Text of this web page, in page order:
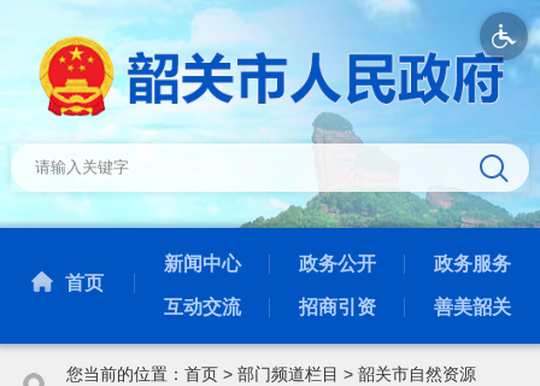
首页
新闻中心 政务公开 政务服务
互动交流 招商引资 善美韶关
您当前的位置： 首页> 部门频道栏目 > 韶关市自然资源